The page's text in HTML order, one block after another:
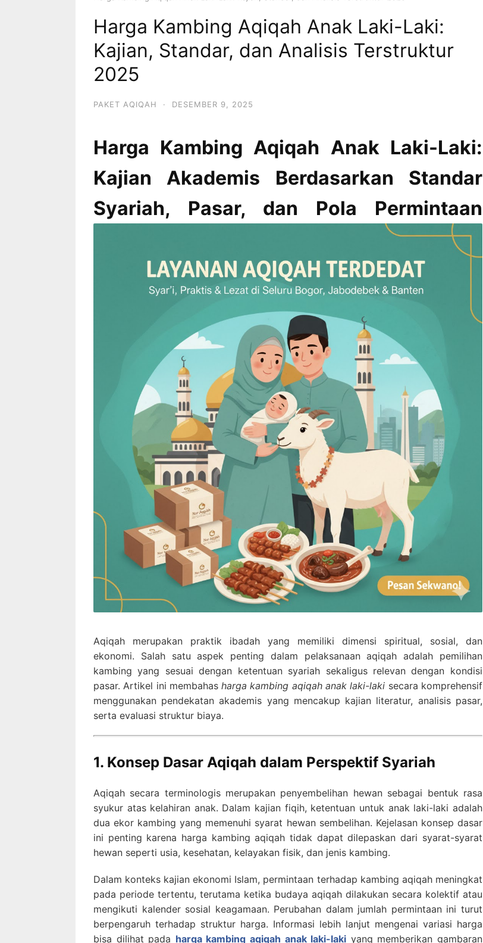
Harga Kambing Aqiqah Anak Laki-Laki:
Kajian, Standar, dan Analisis Terstruktur
2025
PAKET AQIQAH · DESEMBER 9, 2025
Harga Kambing Aqiqah Anak Laki-Laki:
Kajian Akademis Berdasarkan Standar
Syariah, Pasar, dan Pola Permintaan
Aqiqah merupakan praktik ibadah yang memiliki dimensi spiritual, sosial, dan
ekonomi. Salah satu aspek penting dalam pelaksanaan aqiqah adalah pemilihan
kambing yang sesuai dengan ketentuan syariah sekaligus relevan dengan kondisi
pasar. Artikel ini membahasharga kambing aqiqah anak laki-laki secara komprehensif
menggunakan pendekatan akademis yang mencakup kajian literatur, analisis pasar,
serta evaluasi struktur biaya.
1. Konsep Dasar Aqiqah dalam Perspektif Syariah
Aqiqah secara terminologis merupakan penyembelihan hewan sebagai bentuk rasa
syukur atas kelahiran anak. Dalam kajian fiqih, ketentuan untuk anak laki-laki adalah
dua ekor kambing yang memenuhi syarat hewan sembelihan. Kejelasan konsep dasar
ini penting karena harga kambing aqiqah tidak dapat dilepaskan dari syarat-syarat
hewan seperti usia, kesehatan, kelayakan fisik, dan jenis kambing.
Dalam konteks kajian ekonomi Islam, permintaan terhadap kambing aqiqah meningkat
pada periode tertentu, terutama ketika budaya aqiqah dilakukan secara kolektif atau
mengikuti kalender sosial keagamaan. Perubahan dalam jumlah permintaan ini turut
berpengaruh terhadap struktur harga. Informasi lebih lanjut mengenai variasi harga
bisa dilihat pada harga kambing aqiqah anak laki-laki yang memberikan gambaran